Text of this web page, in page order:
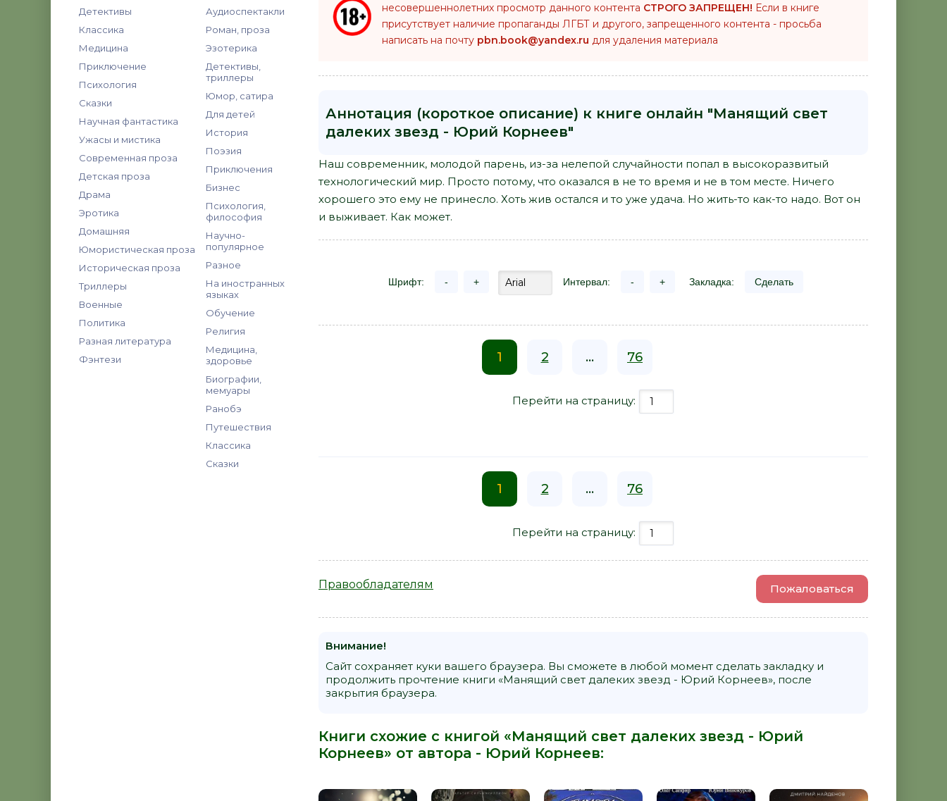
Детективы
Классика
Медицина
Приключение
Психология
Сказки
Научная фантастика
Ужасы и мистика
Современная проза
Детская проза
Драма
Эротика
Домашняя
Юмористическая проза
Историческая проза
Триллеры
Военные
Политика
Разная литература
Фэнтези
Аудиоспектакли
Роман, проза
Эзотерика
Детективы,
триллеры
Юмор, сатира
Для детей
История
Поэзия
Приключения
Бизнес
Психология,
философия
Научно-
популярное
Разное
На иностранных
языках
Обучение
Религия
Медицина,
здоровье
Биографии,
мемуары
Ранобэ
Путешествия
Классика
Сказки
несовершеннолетних просмотр данного контента СТРОГО ЗАПРЕЩЕН! Если в книге
присутствует наличие пропаганды ЛГБТ и другого, запрещенного контента - просьба
написать на почту pbn.book@yandex.ru для удаления материала
Аннотация (короткое описание) к книге онлайн "Манящий свет
далеких звезд - Юрий Корнеев"
Наш современник, молодой парень, из-за нелепой случайности попал в высокоразвитый
технологический мир. Просто потому, что оказался в не то время и не в том месте. Ничего
хорошего это ему не принесло. Хоть жив остался и то уже удача. Но жить-то как-то надо. Вот он
и выживает. Как может.
Шрифт: - + Интервал: - + Закладка: Сделать
1 2 ... 76
Перейти на страницу:
1 2 ... 76
Перейти на страницу:
Правообладателям Пожаловаться
Внимание!
Сайт сохраняет куки вашего браузера. Вы сможете в любой момент сделать закладку и
продолжить прочтение книги «Манящий свет далеких звезд - Юрий Корнеев», после
закрытия браузера.
Книги схожие с книгой «Манящий свет далеких звезд - Юрий
Корнеев» от автора - Юрий Корнеев: